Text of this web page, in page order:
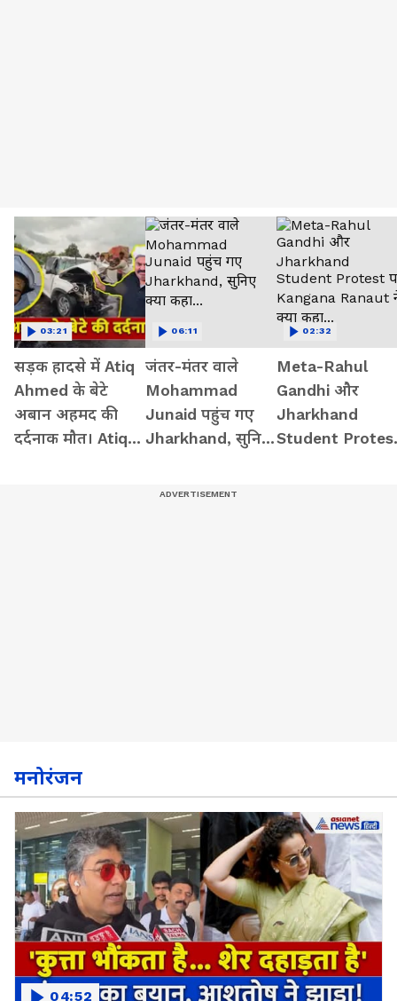
सड़क हादसे में Atiq
Ahmed के बेटे
अबान अहमद की
दर्दनाक मौत। Atiq
03:21
जंतर-मंतर वाले
Mohammad
Junaid पहुंच गए
Jharkhand, सुनिए
06:11
Meta-Rahul
Gandhi और
Jharkhand
Student
02:32
मनोरंजन
04:52